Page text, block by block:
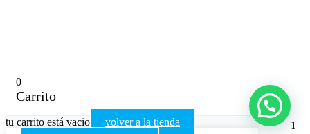
0
Carrito
tu carrito está vacio volver a la tienda 1